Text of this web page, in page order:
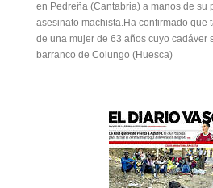
en Pedreña (Cantabria) a manos de su
asesinato machista.Ha confirmado que
de una mujer de 63 años cuyo cadáver
barranco de Colungo (Huesca)